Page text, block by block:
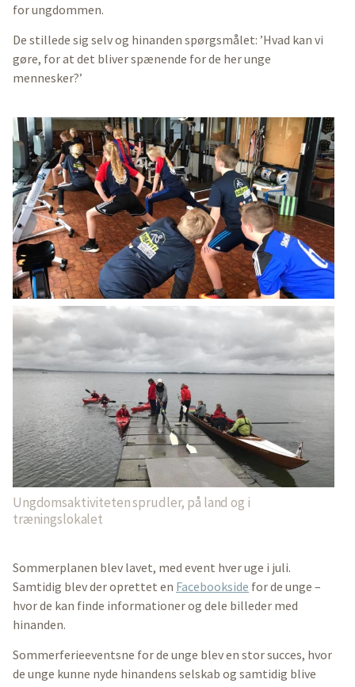
for ungdommen.
De stillede sig selv og hinanden spørgsmålet: ’Hvad kan vi
gøre, for at det bliver spænende for de her unge
mennesker?’
Ungdomsaktiviteten sprudler, på land og i
træningslokalet
Sommerplanen blev lavet, med event hver uge i juli.
Samtidig blev der oprettet en Facebookside for de unge –
hvor de kan finde informationer og dele billeder med
hinanden.
Sommerferieeventsne for de unge blev en stor succes, hvor
de unge kunne nyde hinandens selskab og samtidig blive